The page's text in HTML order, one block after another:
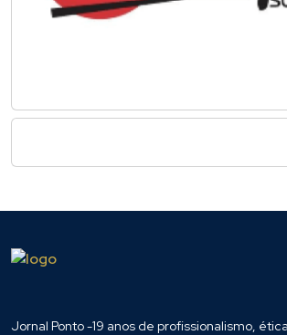
Jornal Ponto -19 anos de profissionalismo,